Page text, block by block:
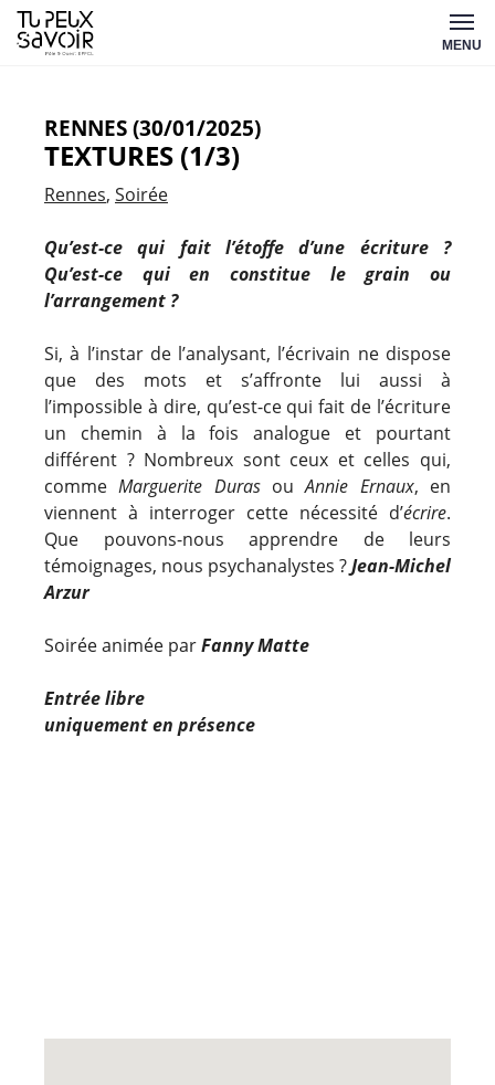
Aller
au
MENU
RENNES (30/01/2025)
TEXTURES (1/3)
Rennes Soirée
Qu’est-ce qui fait l’étoffe d’une écriture ?
Qu’est-ce qui en constitue le grain ou
l’arrangement ?
Si, à l’instar de l’analysant, l’écrivain ne dispose
que des mots et s’affronte lui aussi à
l’impossible à dire, qu’est-ce qui fait de l’écriture
un chemin à la fois analogue et pourtant
différent ? Nombreux sont ceux et celles qui,
commeMarguerite DurasouAnnie Ernaux, en
viennent à interroger cette nécessité d’écrire.
Que pouvons-nous apprendre de leurs
témoignages, nous psychanalystes ?Jean-Michel
Arzur
Soirée animée parFanny Matte
Entrée libre
uniquement en présence